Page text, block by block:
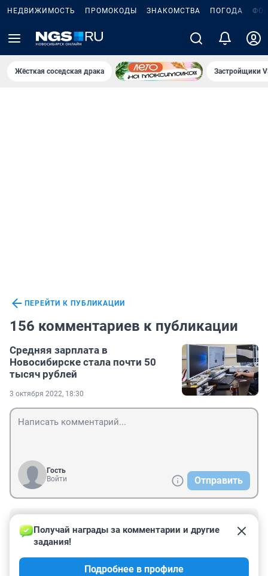
НЕДВИЖИМОСТЬ ПРОМОКОДЫ ЗНАКОМСТВА ПОГОДА
Жёсткая соседская драка Застройщики
ПЕРЕЙТИ К ПУБЛИКАЦИИ
156 комментариев к публикации
Средняя зарплата в
Новосибирске стала почти 50
тысяч рублей
3 октября 2022, 18:30
Гость
Войти
Отправить
24 октября 2022, 18:47
Как-то коряво написано. В итоге сколько средняя
зарплата в Новосибирске? Тема не раскрыта. Была 44
291, выросла более, чем на 5 000, а в итоге сколько???
Получай награды за комментарии и другие
задания!
Подробнее в профиле